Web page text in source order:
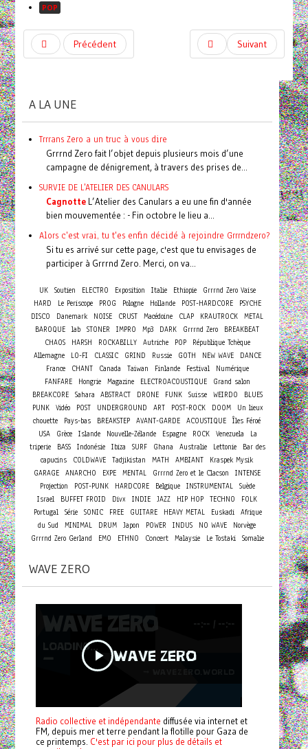
POP
Précédent Suivant
A LA UNE
Trrrans Zero a un truc à vous dire
Grrrnd Zero fait l’objet depuis plusieurs mois d’une
campagne de dénigrement, à travers des prises de...
SURVIE DE L'ATELIER DES CANULARS
CagnotteL’Atelier des Canulars a eu une fin d'année
bien mouvementée : - Fin octobre le lieu a...
Alors c'est vrai, tu t'es enfin décidé à rejoindre Grrrndzero?
Si tu es arrivé sur cette page, c'est que tu envisages de
participer à Grrrnd Zero. Merci, on va...
UK Soutien ELECTRO Exposition Italie Ethiopie
Grrrnd Zero Vaise
HARD
Le Periscope PROG Pologne Hollande POST-HARDCORE
PSYCHE
DISCO
Danemark NOISE CRUST Macédoine CLAP KRAUTROCK METAL
BAROQUE lab STONER IMPRO Mp3 DARK Grrrnd Zero
BREAKBEAT
CHAOS
HARSH ROCKABILLY Autriche POP
République Tchèque
Allemagne
LO-FI CLASSIC GRIND Russie GOTH NEW WAVE
DANCE
France
CHANT Canada Taiwan Finlande Festival
Numérique
FANFARE
Hongrie Magazine ELECTROACOUSTIQUE
Grand salon
BREAKCORE
Sahara ABSTRACT DRONE FUNK Suisse WEIRDO
BLUES
PUNK Vidéo POST UNDERGROUND ART POST-ROCK DOOM
Un lieux
chouette
Pays-bas BREAKSTEP AVANT-GARDE ACOUSTIQUE
Îles Féroé
USA
Grèce Islande Nouvelle-Zélande Espagne ROCK Venezuela
La
triperie
BASS Indonésie Ibiza SURF Ghana Australie Lettonie
Bar des
capucins
COLDWAVE Tadjikistan MATH AMBIANT
Kraspek Mysik
GARAGE ANARCHO EXPE MENTAL Grrrnd Zero et le Clacson
INTENSE
Projection
POST-PUNK HARDCORE Belgique INSTRUMENTAL
Suède
Israel
BUFFET FROID Divx INDIE JAZZ HIP HOP TECHNO
FOLK
Portugal Série SONIC FREE GUITARE HEAVY METAL Euskadi Afrique
du Sud
MINIMAL DRUM Japon POWER INDUS NO WAVE
Norvège
Grrrnd Zero Gerland
EMO ETHNO Concert Malaysie Le Tostaki Somalie
WAVE ZERO
Radio collective et indépendante diffusée via internet et
FM, depuis mer et terre pendant la flotille pour Gaza de
ce printemps. C'est par ici pour plus de détails et